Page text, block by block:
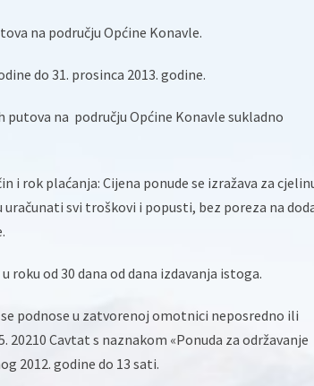
na području Općine Konavle.
do 31. prosinca 2013. godine.
putova na području Općine Konavle sukladno
i rok plaćanja: Cijena ponude se izražava za
svi troškovi i popusti, bez poreza na
od 30 dana od dana izdavanja istoga.
podnose u zatvorenoj omotnici neposredno ili
Cavtat s naznakom «Ponuda za održavanje
2012. godine do 13 sati.